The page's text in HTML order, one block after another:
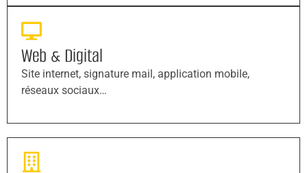
Web & Digital
Site internet, signature mail, application mobile,
réseaux sociaux…